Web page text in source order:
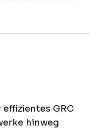
GRC
hinweg